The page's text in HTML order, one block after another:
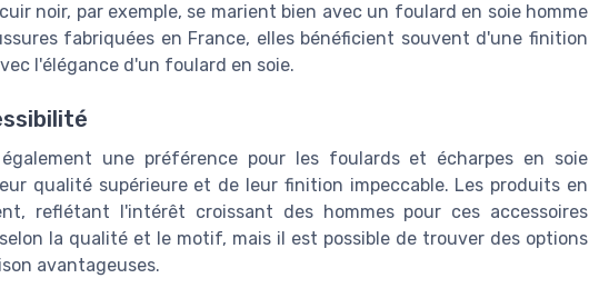
noir, par exemple, se marient bien avec un foulard en soie homme
fabriquées en France, elles bénéficient souvent d'une finition
l'élégance d'un foulard en soie.
une préférence pour les foulards et écharpes en soie
qualité supérieure et de leur finition impeccable. Les produits en
reflétant l'intérêt croissant des hommes pour ces accessoires
la qualité et le motif, mais il est possible de trouver des options
avantageuses.